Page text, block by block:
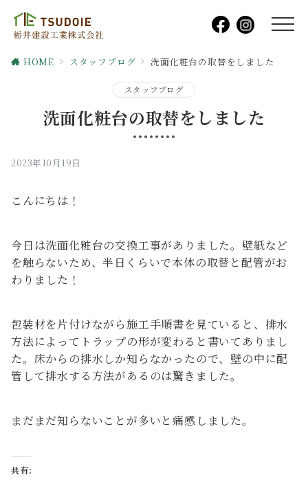
HOME スタッフブログ 洗面化粧台の取替をしました
スタッフブログ
洗面化粧台の取替をしました
2023年10月19日
こんにちは！
今日は洗面化粧台の交換工事がありました。壁紙など
を触らないため、半日くらいで本体の取替と配管がお
わりました！
包装材を片付けながら施工手順書を見ていると、排水
方法によってトラップの形が変わると書いてありまし
た。床からの排水しか知らなかったので、壁の中に配
管して排水する方法があるのは驚きました。
まだまだ知らないことが多いと痛感しました。
共有: